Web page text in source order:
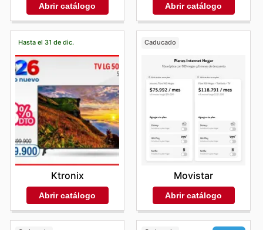
Abrir catálogo Abrir catálogo
Hasta el 31 de dic.
Ktronix
Abrir catálogo
Caducado
Movistar
Abrir catálogo